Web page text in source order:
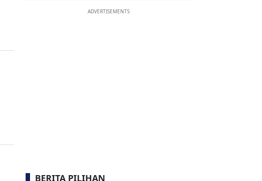
ADVERTISEMENTS
BERITA PILIHAN